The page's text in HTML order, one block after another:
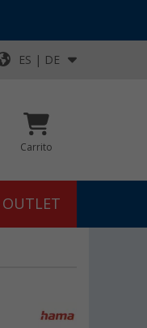
ES | DE
Carrito
OUTLET